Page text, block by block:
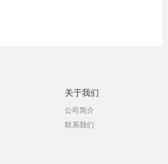
关于我们
公司简介
联系我们